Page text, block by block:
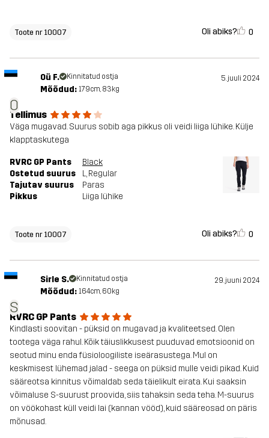
Toote nr 10007 Oli abiks? 0
O
Oü F. Kinnitatud ostja 5. juuli 2024
Mõõdud: 179cm, 83kg
Tellimus
Väga mugavad. Suurus sobib aga pikkus oli veidi liiga lühike. Külje
klapptaskutega
RVRC GP Pants
Black
Ostetud suurus
L, Regular
Tajutav suurus
Paras
Pikkus
Liiga lühike
Toote nr 10007 Oli abiks? 0
S
Sirle S. Kinnitatud ostja 29. juuni 2024
Mõõdud: 164cm, 60kg
RVRC GP Pants
Kindlasti soovitan - püksid on mugavad ja kvaliteetsed. Olen
tootega väga rahul. Kõik täiuslikkusest puuduvad emotsioonid on
seotud minu enda füsioloogiliste iseärasustega. Mul on
keskmisest lühemad jalad - seega on püksid mulle veidi pikad. Kuid
sääreotsa kinnitus võimaldab seda täielikult eirata. Kui saaksin
võimaluse S-suurust proovida, siis tahaksin seda teha. M-suurus
on vöökohast küll veidi lai (kannan vööd), kuid sääreosad on päris
mõnusad.